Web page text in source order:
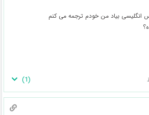
انگلیسی بیاد من خودم ترجمه می کنم
(
1
)